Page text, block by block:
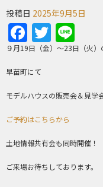
投稿日 2025年9月5日
Facebook
Twitter
９月19日（金）～23日（火
早苗町にて
モデルハウスの販売会＆見学
ご予約はこちらから
土地情報共有会も同時開催！
ご来場お待ちしております。